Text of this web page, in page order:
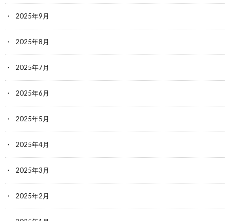
2025年9月
2025年8月
2025年7月
2025年6月
2025年5月
2025年4月
2025年3月
2025年2月